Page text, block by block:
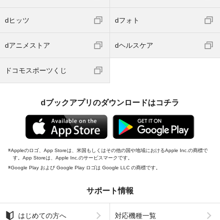
dヒッツ dフォト
dアニメストア dヘルスケア
ドコモスポーツくじ
dブックアプリのダウンロードはコチラ
Appleのロゴ、App Storeは、米国もしくはその他の国や地域におけるApple Inc.の商標で
す。App Storeは、Apple Inc.のサービスマークです。
Google Play および Google Play ロゴは Google LLC の商標です。
サポート情報
はじめての方へ 対応機種一覧